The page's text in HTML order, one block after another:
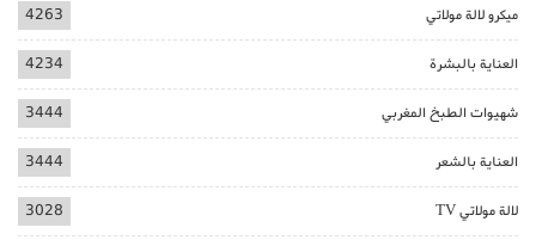
ميكرو لالة مولاتي 4263
العناية بالبشرة 4234
شهيوات الطبخ المغربي 3444
العناية بالشعر 3444
لالة مولاتي TV 3028